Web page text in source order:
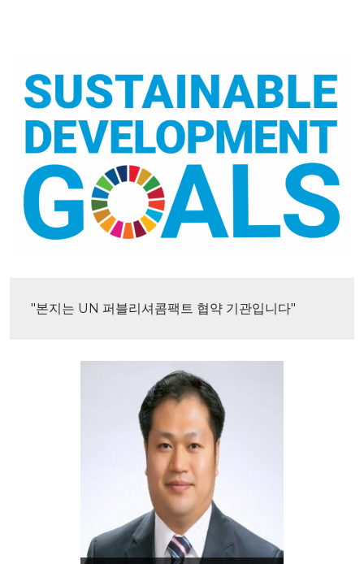
"본지는 UN 퍼블리셔콤팩트 협약 기관입니다"